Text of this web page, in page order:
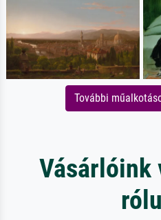
További
Vásárlóink